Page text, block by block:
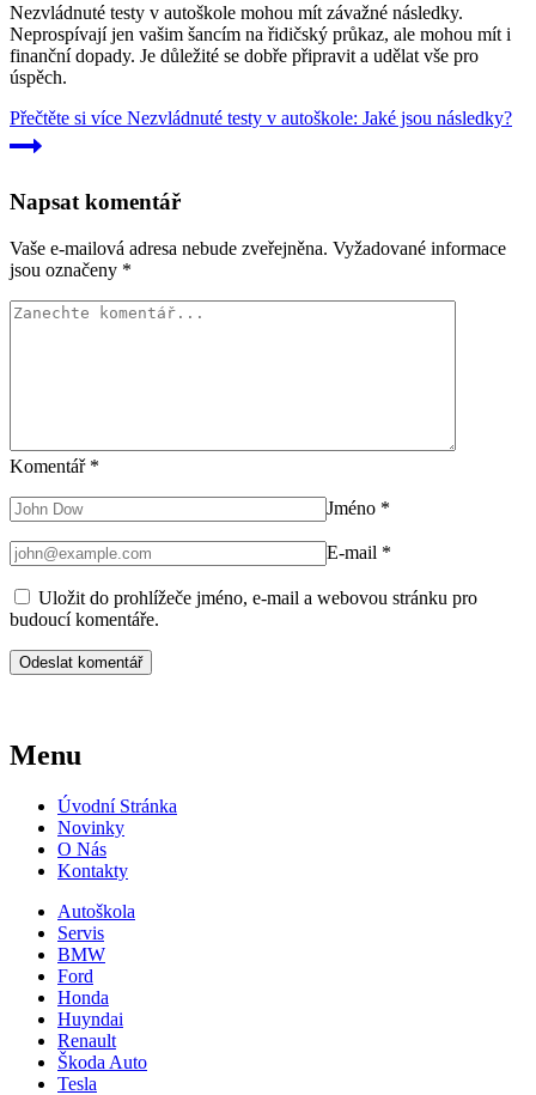
Nezvládnuté testy v autoškole mohou mít závažné následky.
Neprospívají jen vašim šancím na řidičský průkaz, ale mohou mít i
finanční dopady. Je důležité se dobře připravit a udělat vše pro
úspěch.
Přečtěte si více Nezvládnuté testy v autoškole: Jaké jsou následky?
Napsat komentář
Vaše e-mailová adresa nebude zveřejněna. Vyžadované informace
jsou označeny *
Komentář *
Jméno *
E-mail *
Uložit do prohlížeče jméno, e-mail a webovou stránku pro
budoucí komentáře.
Menu
Úvodní Stránka
Novinky
O Nás
Kontakty
Autoškola
Servis
BMW
Ford
Honda
Huyndai
Renault
Škoda Auto
Tesla